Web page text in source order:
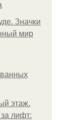
Значки
мир
этаж.
лифт: